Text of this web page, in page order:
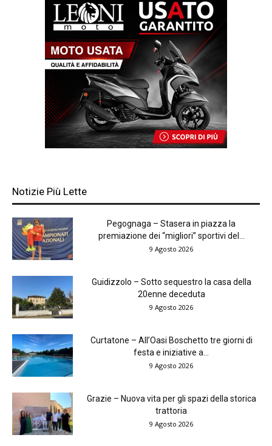
Notizie Più Lette
Pegognaga – Stasera in piazza la
premiazione dei “migliori” sportivi del...
9 Agosto 2026
Guidizzolo – Sotto sequestro la casa della
20enne deceduta
9 Agosto 2026
Curtatone – All’Oasi Boschetto tre giorni di
festa e iniziative a...
9 Agosto 2026
Grazie – Nuova vita per gli spazi della storica
trattoria
9 Agosto 2026